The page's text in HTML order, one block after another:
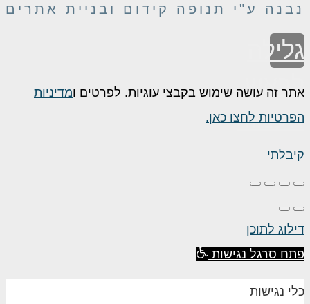
נבנה ע"י תנופה קידום ובניית אתרים
גלילה
לראש
העמוד
אתר זה עושה שימוש בקבצי עוגיות. לפרטים ומדיניות
הפרטיות לחצו כאן.
קיבלתי
דילוג לתוכן
פתח סרגל נגישות
כלי נגישות